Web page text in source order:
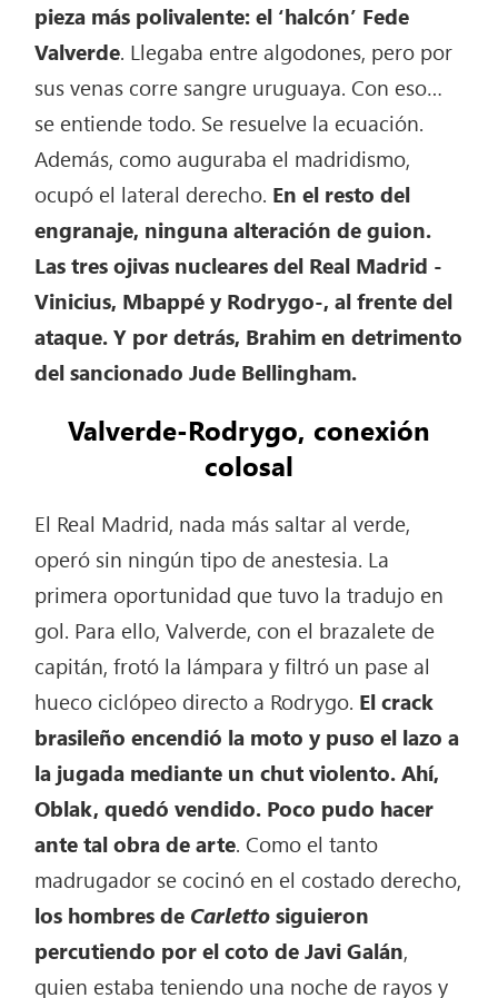
pieza más polivalente: el ‘halcón’ Fede
Valverde. Llegaba entre algodones, pero por
sus venas corre sangre uruguaya. Con eso…
se entiende todo. Se resuelve la ecuación.
Además, como auguraba el madridismo,
ocupó el lateral derecho. En el resto del
engranaje, ninguna alteración de guion.
Las tres ojivas nucleares del Real Madrid -
Vinicius, Mbappé y Rodrygo-, al frente del
ataque. Y por detrás, Brahim en detrimento
del sancionado Jude Bellingham.
Valverde-Rodrygo, conexión
colosal
El Real Madrid, nada más saltar al verde,
operó sin ningún tipo de anestesia. La
primera oportunidad que tuvo la tradujo en
gol. Para ello, Valverde, con el brazalete de
capitán, frotó la lámpara y filtró un pase al
hueco ciclópeo directo a Rodrygo. El crack
brasileño encendió la moto y puso el lazo a
la jugada mediante un chut violento. Ahí,
Oblak, quedó vendido. Poco pudo hacer
ante tal obra de arte. Como el tanto
madrugador se cocinó en el costado derecho,
los hombres de Carlettosiguieron
percutiendo por el coto de Javi Galán,
quien estaba teniendo una noche de rayos y